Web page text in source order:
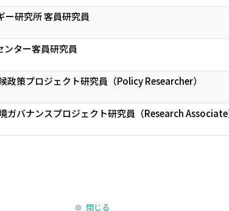
ー研究所 客員研究員
ンター客員研究員
政策プロジェクト研究員（Policy Researcher）
ガバナンスプロジェクト研究員（Research
閉じる